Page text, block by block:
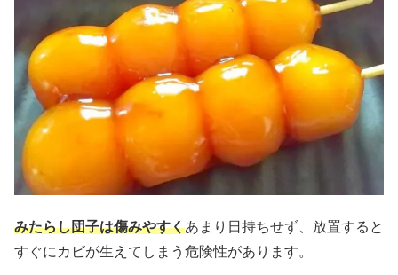
みたらし団子は傷みやすくあまり日持ちせず、放置すると
すぐにカビが生えてしまう危険性があります。